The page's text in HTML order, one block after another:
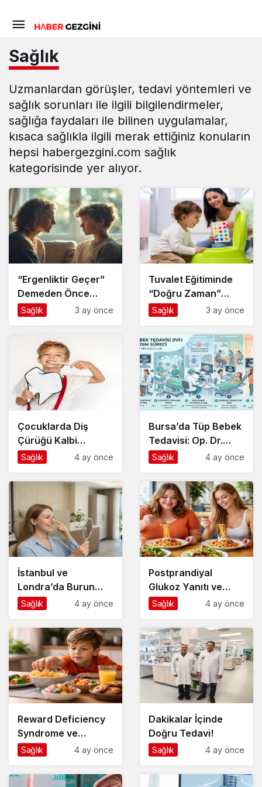
Sağlık
Uzmanlardan görüşler, tedavi yöntemleri ve
sağlık sorunları ile ilgili bilgilendirmeler,
sağlığa faydaları ile bilinen uygulamalar,
kısaca sağlıkla ilgili merak ettiğiniz konuların
hepsi habergezgini.com sağlık
kategorisinde yer alıyor.
“Ergenliktir Geçer”
Demeden Önce
Durun ve Dinleyin
Sağlık 3 ay önce
Tuvalet Eğitiminde
“Doğru Zaman”
Nasıl Anlaşılır?
Sağlık 3 ay önce
Çocuklarda Diş
Çürüğü Kalbi
Vurabilir mi?
Sağlık 4 ay önce
Bursa’da Tüp Bebek
Tedavisi: Op. Dr.
Emel Arslan Yıldırım
Sağlık 4 ay önce
İstanbul ve
Londra’da Burun
Estetiği: Op. Dr.
Şehirde Tek
Standart
Sağlık 4 ay önce
Postprandiyal
Glukoz Yanıtı ve
Bireysel Farklılıklar
Sağlık 4 ay önce
Reward Deficiency
Syndrome ve
Beslenme Davranışı
Sağlık 4 ay önce
Dakikalar İçinde
Doğru Tedavi!
Sağlık 4 ay önce